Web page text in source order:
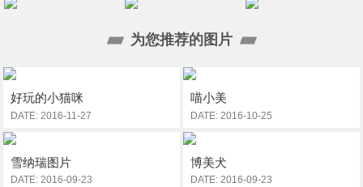
为您推荐的图片
好玩的小猫咪
DATE: 2016-11-27
喵小美
DATE: 2016-10-25
雪纳瑞图片
DATE: 2016-09-23
博美犬
DATE: 2016-09-23